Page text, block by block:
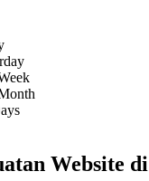
Website